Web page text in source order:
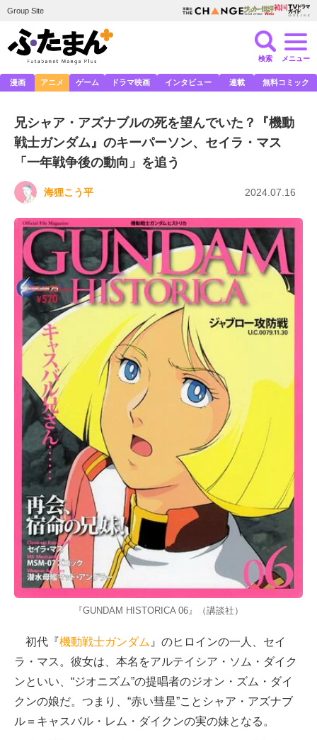
Group Site
検索 メニュー
漫画 アニメ ゲーム ドラマ映画 インタビュー 連載 無料コミック
兄シャア・アズナブルの死を望んでいた？『機動
戦士ガンダム』のキーパーソン、セイラ・マス
「一年戦争後の動向」を追う
海狸こう平 2024.07.16
『GUNDAM HISTORICA 06』（講談社）
初代『機動戦士ガンダム 』のヒロインの一人、セイ
ラ・マス。彼女は、本名をアルテイシア・ソム・ダイク
ンといい、“ジオニズム”の提唱者のジオン・ズム・ダイ
クンの娘だ。つまり、“赤い彗星”ことシャア・アズナブ
ル＝キャスバル・レム・ダイクンの実の妹となる。